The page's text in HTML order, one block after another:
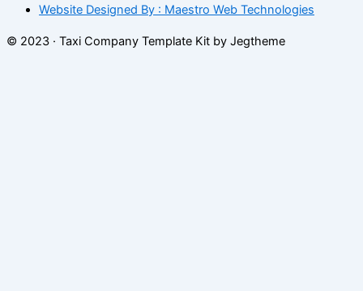
Website Designed By : Maestro Web Technologies
© 2023 · Taxi Company Template Kit by Jegtheme